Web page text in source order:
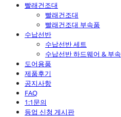
빨래건조대
빨래건조대
빨래건조대 부속품
수납선반
수납선반 세트
수납선반 하드웨어 & 부속
도어용품
제품후기
공지사항
FAQ
1:1문의
등업 신청 게시판